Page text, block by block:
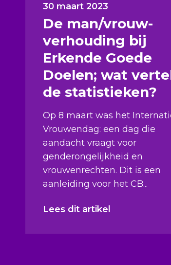
30 maart 2023
De man/vrouw-
verhouding bij
Erkende Goede
Doelen; wat
de statistieken?
Op 8 maart was het
Vrouwendag: een dag die
aandacht vraagt voor
genderongelijkheid en
vrouwenrechten. Dit is een
aanleiding voor het CB...
Lees dit artikel